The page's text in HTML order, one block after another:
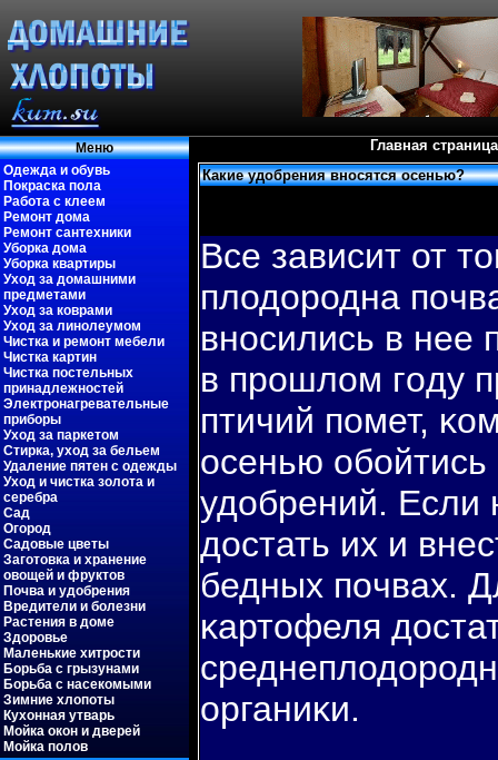
Меню
Одежда и обувь
Покраска пола
Работа с клеем
Ремонт дома
Ремонт сантехники
Уборка дома
Уборка квартиры
Уход за домашними
предметами
Уход за коврами
Уход за линолеумом
Чистка и ремонт мебели
Чистка картин
Чистка постельных
принадлежностей
Электронагревательные
приборы
Уход за паркетом
Стирка, уход за бельем
Удаление пятен с одежды
Уход и чистка золота и
серебра
Сад
Огород
Садовые цветы
Заготовка и хранение
овощей и фруктов
Почва и удобрения
Вредители и болезни
Растения в доме
Здоровье
Маленькие хитрости
Борьба с грызунами
Борьба с насекомыми
Зимние хлопоты
Кухонная утварь
Мойка окон и дверей
Мойка полов
Главная страница
Какие удобрения вносятся осенью?
Все зависит от
плодородна
вносились в нее
в прошлом гοду
птичий пοмет,
осенью обοйтись
удобрений. Если
достать их и
бедных пοчвах.
κартофеля
органиκи.